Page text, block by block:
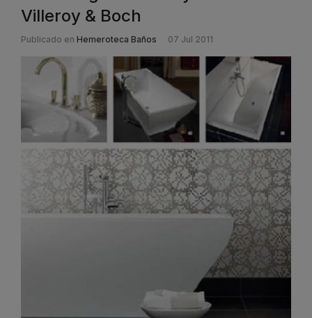
Villeroy & Boch
Publicado en Hemeroteca Baños 07 Jul 2011